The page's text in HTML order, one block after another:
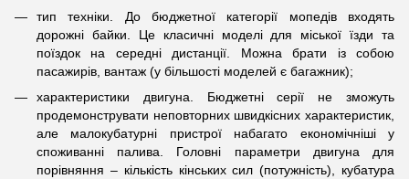
тип техніки. До бюджетної категорії мопедів входять
дорожні байки. Це класичні моделі для міської їзди та
поїздок на середні дистанції. Можна брати із собою
пасажирів, вантаж (у більшості моделей є багажник);
характеристики двигуна. Бюджетні серії не зможуть
продемонструвати неповторних швидкісних характеристик,
але малокубатурні пристрої набагато економічніші у
споживанні палива. Головні параметри двигуна для
порівняння – кількість кінських сил (потужність), кубатура